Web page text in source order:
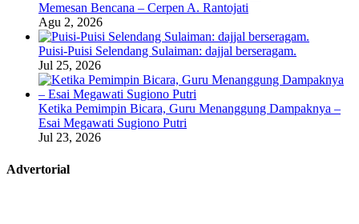
Memesan Bencana – Cerpen A. Rantojati
Agu 2, 2026
Puisi-Puisi Selendang Sulaiman: dajjal berseragam.
Jul 25, 2026
Ketika Pemimpin Bicara, Guru Menanggung Dampaknya –
Esai Megawati Sugiono Putri
Jul 23, 2026
Advertorial